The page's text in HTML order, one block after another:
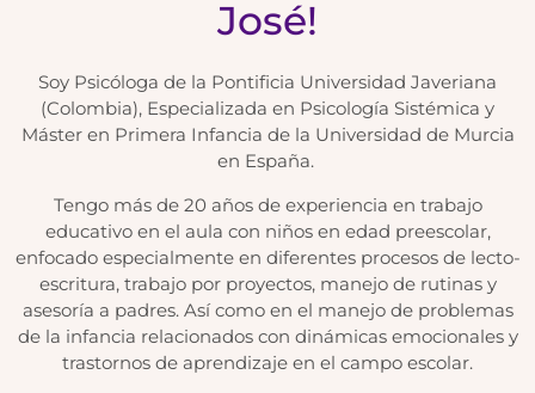
José!
Soy Psicóloga de la Pontificia Universidad Javeriana
(Colombia), Especializada en Psicología Sistémica y
Máster en Primera Infancia de la Universidad de Murcia
en España.
Tengo más de 20 años de experiencia en trabajo
educativo en el aula con niños en edad preescolar,
enfocado especialmente en diferentes procesos de lecto-
escritura, trabajo por proyectos, manejo de rutinas y
asesoría a padres. Así como en el manejo de problemas
de la infancia relacionados con dinámicas emocionales y
trastornos de aprendizaje en el campo escolar.